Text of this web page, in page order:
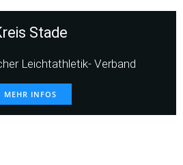
Stade
Leichtathletik- Verband
MEHR INFOS